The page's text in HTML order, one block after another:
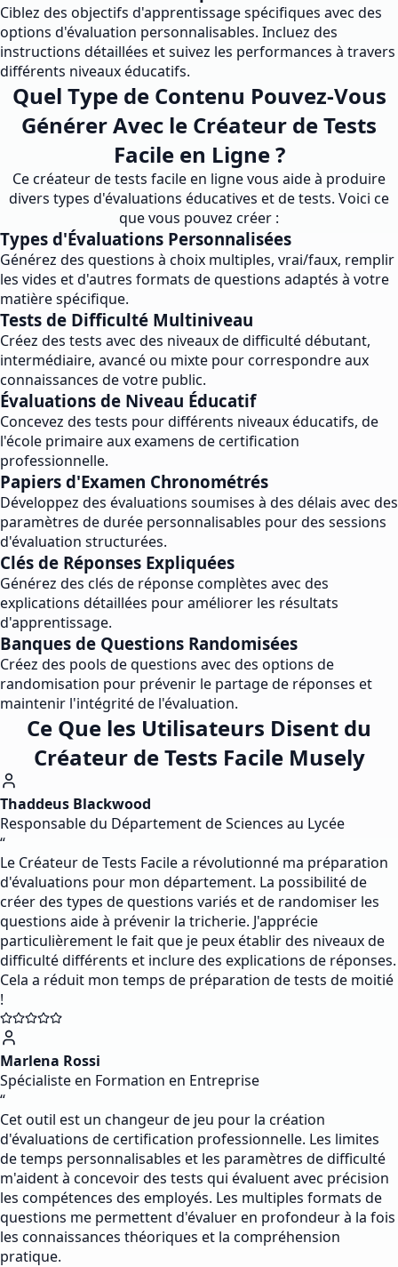
Ciblez des objectifs d'apprentissage spécifiques avec des
options d'évaluation personnalisables. Incluez des
instructions détaillées et suivez les performances à travers
différents niveaux éducatifs.
Quel Type de Contenu Pouvez-Vous
Générer Avec le Créateur de Tests
Facile en Ligne ?
Ce créateur de tests facile en ligne vous aide à produire
divers types d'évaluations éducatives et de tests. Voici ce
que vous pouvez créer :
Types d'Évaluations Personnalisées
Générez des questions à choix multiples, vrai/faux, remplir
les vides et d'autres formats de questions adaptés à votre
matière spécifique.
Tests de Difficulté Multiniveau
Créez des tests avec des niveaux de difficulté débutant,
intermédiaire, avancé ou mixte pour correspondre aux
connaissances de votre public.
Évaluations de Niveau Éducatif
Concevez des tests pour différents niveaux éducatifs, de
l'école primaire aux examens de certification
professionnelle.
Papiers d'Examen Chronométrés
Développez des évaluations soumises à des délais avec des
paramètres de durée personnalisables pour des sessions
d'évaluation structurées.
Clés de Réponses Expliquées
Générez des clés de réponse complètes avec des
explications détaillées pour améliorer les résultats
d'apprentissage.
Banques de Questions Randomisées
Créez des pools de questions avec des options de
randomisation pour prévenir le partage de réponses et
maintenir l'intégrité de l'évaluation.
Ce Que les Utilisateurs Disent du
Créateur de Tests Facile Musely
Thaddeus Blackwood
Responsable du Département de Sciences au Lycée
“
Le Créateur de Tests Facile a révolutionné ma préparation
d'évaluations pour mon département. La possibilité de
créer des types de questions variés et de randomiser les
questions aide à prévenir la tricherie. J'apprécie
particulièrement le fait que je peux établir des niveaux de
difficulté différents et inclure des explications de réponses.
Cela a réduit mon temps de préparation de tests de moitié
!
Marlena Rossi
Spécialiste en Formation en Entreprise
“
Cet outil est un changeur de jeu pour la création
d'évaluations de certification professionnelle. Les limites
de temps personnalisables et les paramètres de difficulté
m'aident à concevoir des tests qui évaluent avec précision
les compétences des employés. Les multiples formats de
questions me permettent d'évaluer en profondeur à la fois
les connaissances théoriques et la compréhension
pratique.